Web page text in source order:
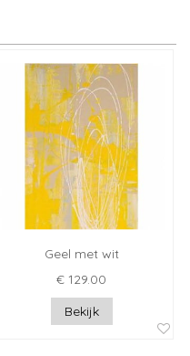
Geel met wit
€ 129.00
Bekijk